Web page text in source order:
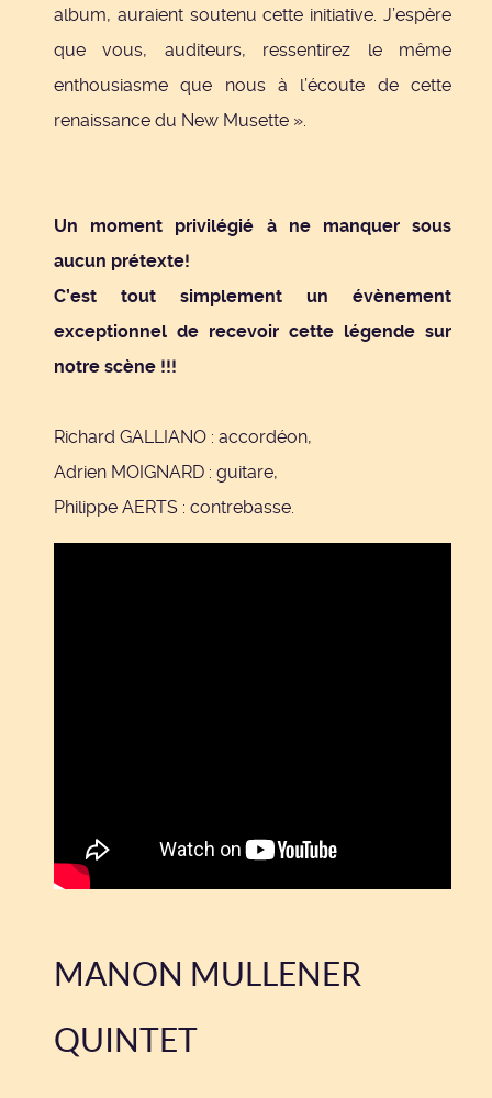
album, auraient soutenu cette initiative. J’espère
que vous, auditeurs, ressentirez le même
enthousiasme que nous à l’écoute de cette
renaissance du New Musette ».
Un moment privilégié à ne manquer sous
aucun prétexte!
C’est tout simplement un évènement
exceptionnel de recevoir cette légende sur
notre scène !!!
Richard GALLIANO : accordéon,
Adrien MOIGNARD : guitare,
Philippe AERTS : contrebasse.
MANON MULLENER
QUINTET